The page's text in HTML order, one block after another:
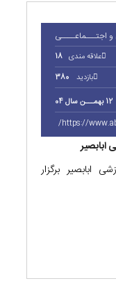
اجتـــماعــــی
علاقه مندی 18
بازدید
380
12 بهمـــن سال 04
https://
ابابصیر برگزار